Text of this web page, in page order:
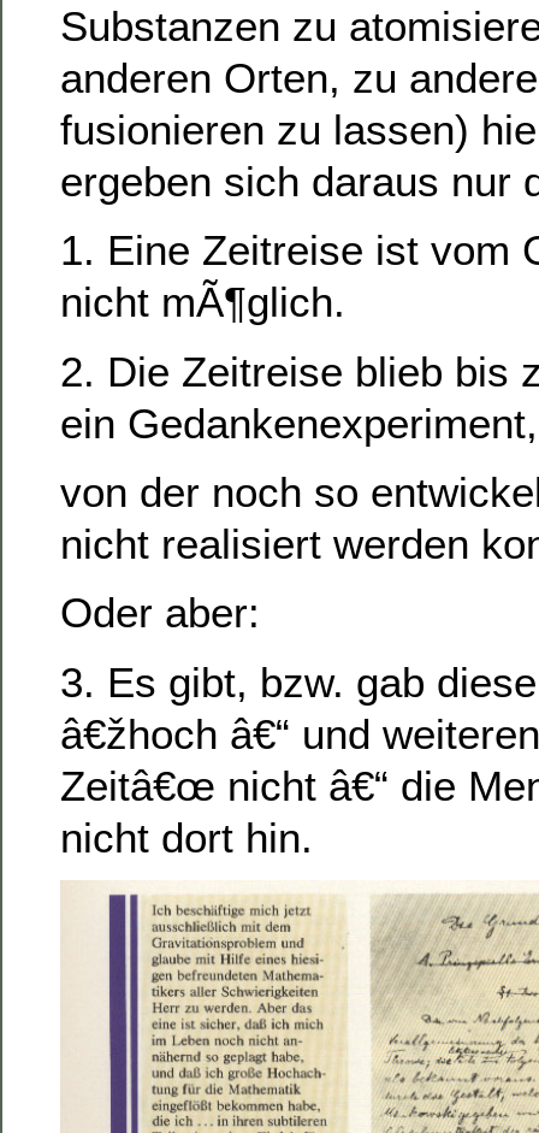
Substanzen zu
anderen Orten, zu
fusionieren zu lassen)
ergeben sich daraus nur
1. Eine Zeitreise ist vom
nicht mÃ¶glich.
2. Die Zeitreise blieb bis
ein
von der noch so
nicht realisiert werden
Oder aber:
3. Es gibt, bzw. gab
â€žhoch â€“ und
Zeitâ€œ nicht â€“ die
nicht dort hin.